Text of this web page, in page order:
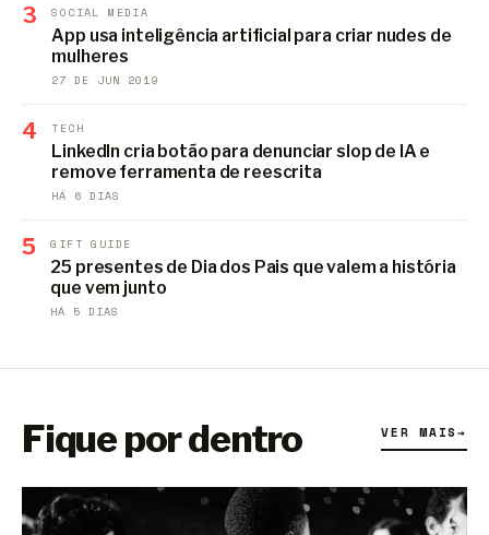
3 SOCIAL MEDIA
App usa inteligência artificial para criar nudes de
mulheres
27 DE JUN 2019
4 TECH
LinkedIn cria botão para denunciar slop de IA e
remove ferramenta de reescrita
HÁ 6 DIAS
5 GIFT GUIDE
25 presentes de Dia dos Pais que valem a história
que vem junto
HÁ 5 DIAS
Fique por dentro VER MAIS→